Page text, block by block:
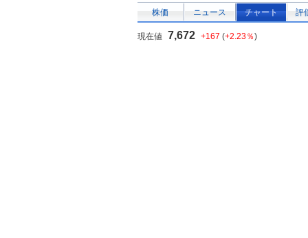
株価 ニュース チャート 評
現在値 7,672 +167 (+2.23％)